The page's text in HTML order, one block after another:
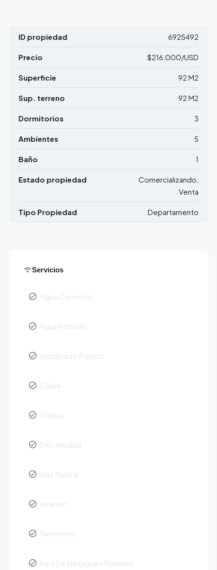
ID propiedad 6925492
Precio $216,000/USD
Superficie 92 M2
Sup. terreno 92 M2
Dormitorios 3
Ambientes 5
Baño 1
Estado propiedad
Comercializando,
Venta
Tipo Propiedad Departamento
Servicios
Agua Corriente
Agua Potable
Alumbrado Público
Cable
Cloaca
Electricidad
Gas Natural
Internet
Pavimento
Red De Desagües Pluviales